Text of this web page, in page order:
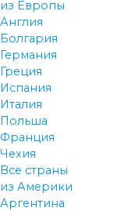
из Европы
Англия
Болгария
Германия
Греция
Испания
Италия
Польша
Франция
Чехия
Все страны
из Америки
Аргентина